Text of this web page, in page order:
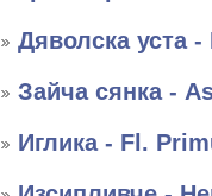
Дяволска уста
Зайча сянка -
Иглика - Fl.